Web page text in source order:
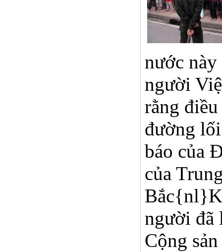
nước
người
rằng
đường
báo của
của
người đã
Cộng